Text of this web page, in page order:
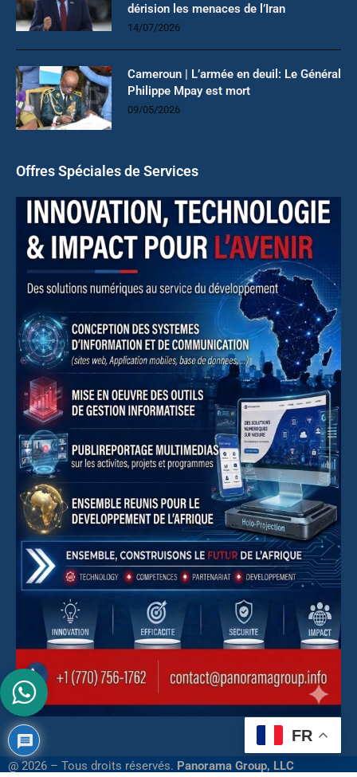
dérision les menaces de l’Iran
14/07/2026
Cameroun | L’armée en deuil: Le Général
Philippe Mpay est mort
09/05/2026
Offres Spéciales de Services
@ 2026 – Tous droits réservés. Panorama Group, LLC
FR